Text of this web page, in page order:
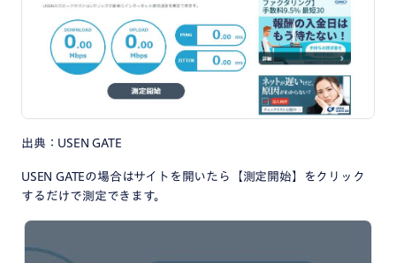
出典：USEN GATE
USEN GATEの場合はサイトを開いたら【測定開始】をクリック
するだけで測定できます。